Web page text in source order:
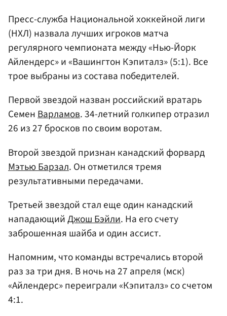
Пресс-служба Национальной хоккейной лиги
(НХЛ) назвала лучших игроков матча
регулярного чемпионата между «Нью-Йорк
Айлендерс» и «Вашингтон Кэпиталз» (5:1). Все
трое выбраны из состава победителей.
Первой звездой назван российский вратарь
СеменВарламов. 34-летний голкипер отразил
26 из 27 бросков по своим воротам.
Второй звездой признан канадский форвард
Мэтью Барзал. Он отметился тремя
результативными передачами.
Третьей звездой стал еще один канадский
нападающийДжош Бэйли. На его счету
заброшенная шайба и один ассист.
Напомним, что команды встречались второй
раз за три дня. В ночь на 27 апреля (мск)
«Айлендерс» переиграли «Кэпиталз» со счетом
4:1.